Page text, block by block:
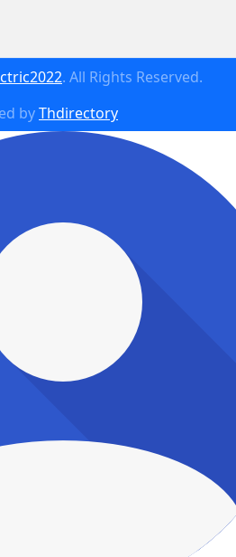
. All Rights Reserved.
byThdirectory